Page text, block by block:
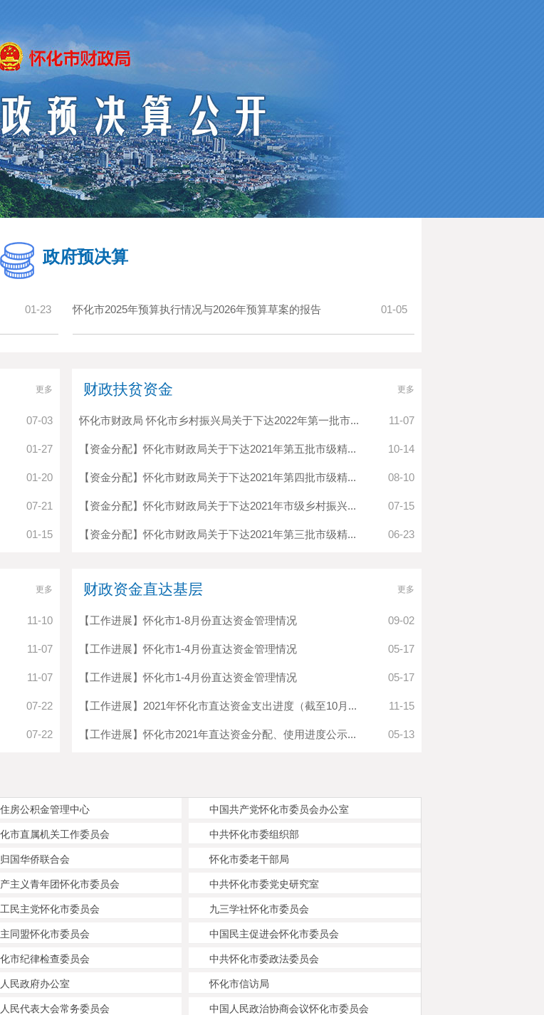
政府预决算
01-23 怀化市2025年预算执行情况与2026年预算草案的报告 01-05
更多
07-03
01-27
01-20
07-21
01-15
财政扶贫资金 更多
怀化市财政局 怀化市乡村振兴局关于下达2022年第一批市... 11-07
【资金分配】怀化市财政局关于下达2021年第五批市级精... 10-14
【资金分配】怀化市财政局关于下达2021年第四批市级精... 08-10
【资金分配】怀化市财政局关于下达2021年市级乡村振兴... 07-15
【资金分配】怀化市财政局关于下达2021年第三批市级精... 06-23
更多
11-10
11-07
11-07
07-22
07-22
财政资金直达基层 更多
【工作进展】怀化市1-8月份直达资金管理情况 09-02
【工作进展】怀化市1-4月份直达资金管理情况 05-17
【工作进展】怀化市1-4月份直达资金管理情况 05-17
【工作进展】2021年怀化市直达资金支出进度（截至10月... 11-15
【工作进展】怀化市2021年直达资金分配、使用进度公示... 05-13
房公积金管理中心 中国共产党怀化市委员会办公室
市直属机关工作委员会 中共怀化市委组织部
国华侨联合会 怀化市委老干部局
主义青年团怀化市委员会 中共怀化市委党史研究室
民主党怀化市委员会 九三学社怀化市委员会
同盟怀化市委员会 中国民主促进会怀化市委员会
市纪律检查委员会 中共怀化市委政法委员会
民政府办公室 怀化市信访局
民代表大会常务委员会 中国人民政治协商会议怀化市委员会